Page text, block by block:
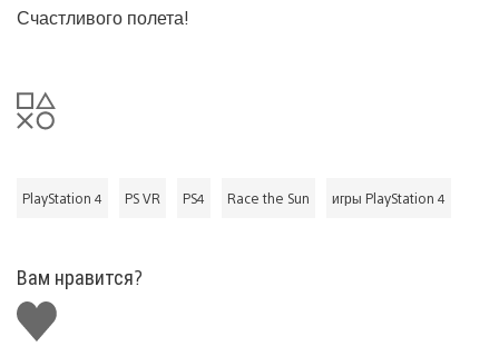
Счастливого полета!
PlayStation 4 PS VR PS4 Race the Sun игры PlayStation 4
Вам нравится?
Поставить
лайк